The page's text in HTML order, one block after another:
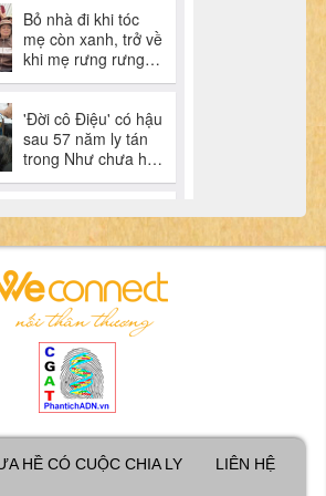
HỀ CÓ CUỘC CHIA LY LIÊN HỆ